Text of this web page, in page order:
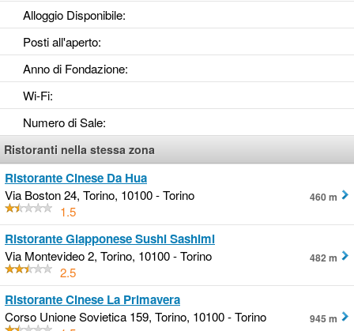
Alloggio Disponibile:
Posti all'aperto:
Anno di Fondazione:
Wi-Fi:
Numero di Sale:
Ristoranti nella stessa zona
Ristorante Cinese Da Hua
Via Boston 24, Torino, 10100 - Torino
1.5
460 m
Ristorante Giapponese Sushi Sashimi
Via Montevideo 2, Torino, 10100 - Torino
2.5
482 m
Ristorante Cinese La Primavera
Corso Unione Sovietica 159, Torino, 10100 - Torino
945 m